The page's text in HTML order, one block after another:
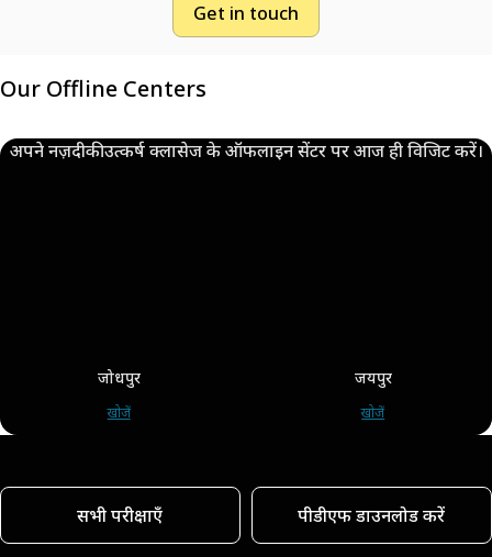
Get in touch
Our Offline Centers
अपने नज़दीकी उत्कर्ष क्लासेज के ऑफलाइन सेंटर पर आज ही विजिट करें।
जोधपुर
खोजें
जयपुर
खोजें
सभी परीक्षाएँ पीडीएफ डाउनलोड करें